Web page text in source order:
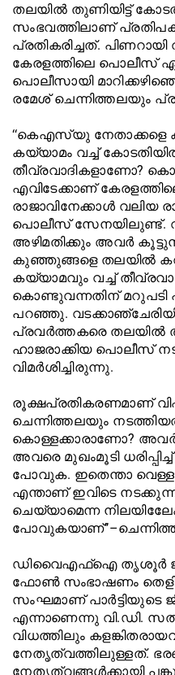
തലയിൽ തുണിയിട്ട്
സംഭവത്തിലാണ്
പ്രതികരിച്ചത്.
കേരളത്തിലെ പൊലീസ്
പൊലീസായി
രമേശ് ചെന്നിത്തലയും
‘‘കെഎസ്‍യു നേതാക്കളെ
കയ്യാമം വച്ച്
തീവ്രവാദികളാണോ?
എവിടേക്കാണ്
രാജാവിനേക്കാൾ വലിയ
പൊലീസ് സേനയിലുണ്ട്.
അഴിമതിക്കും അവർ
കുഞ്ഞുങ്ങളെ തലയിൽ
കയ്യാമവും വച്ച്
കൊണ്ടുവന്നതിന് മറുപടി
പറഞ്ഞു.
പ്രവർത്തകരെ തലയിൽ
ഹാജരാക്കിയ പൊലീസ്
വിമർശിച്ചിരുന്നു.
രൂക്ഷപ്രതികരണമാണ്
ചെന്നിത്തലയും
കൊള്ളക്കാരാണോ?
അവരെ മുഖംമൂടി
പോവുക. ഇതെന്താ
എന്താണ് ഇവിടെ
ചെയ്യാമെന്ന
‍ഡിവൈഎഫ്ഐ തൃശൂർ
ഫോൺ സംഭാഷണം
സംഘമാണ് പാർട്ടിയുടെ
എന്നാണെന്നു വി.ഡി.
വിധത്തിലും
നേതൃത്വത്തിലുള്ളത്.
നേതൃത്വങ്ങൾക്കായി